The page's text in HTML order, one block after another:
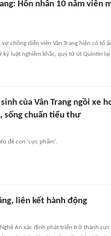
Hôn nhân 10 năm viên
vợ chồng diễn viên Vân Trang hiện có tổ
kỷ luật nghiêm khắc, quý tử út Quintin
sinh của Vân Trang ngồi xe
chuẩn tiểu thư
đẻ con 'cực phẩm'.
liên kết hành động
An xác định phát triển trở thành